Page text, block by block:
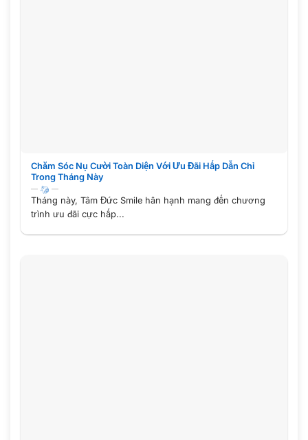
Chăm Sóc Nụ Cười Toàn Diện Với Ưu Đãi Hấp Dẫn Chỉ
Trong Tháng Này
Tháng này, Tâm Đức Smile hân hạnh mang đến chương
trình ưu đãi cực hấp...